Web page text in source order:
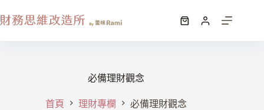
必備理財觀念
首頁 理財專欄 必備理財觀念